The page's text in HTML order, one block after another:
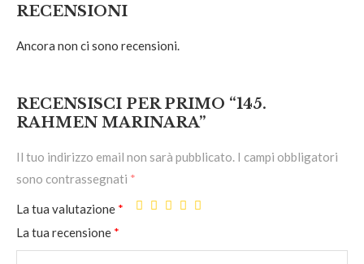
RECENSIONI
Ancora non ci sono recensioni.
RECENSISCI PER PRIMO “145.
RAHMEN MARINARA”
Il tuo indirizzo email non sarà pubblicato. I campi obbligatori
sono contrassegnati *
La tua valutazione *
La tua recensione *